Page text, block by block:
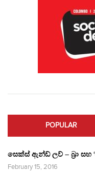
POPULAR
සෙක්ස් ඇන්ඩ් ලව් – බ්‍රා සහ
February 15, 2016